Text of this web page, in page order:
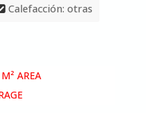
Calefacción: otras
M² AREA